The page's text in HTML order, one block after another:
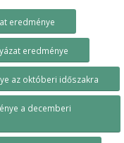
eredménye
eredménye
az októberi időszakra
a decemberi